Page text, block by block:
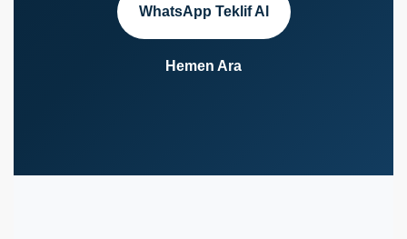
WhatsApp Teklif Al
Hemen Ara